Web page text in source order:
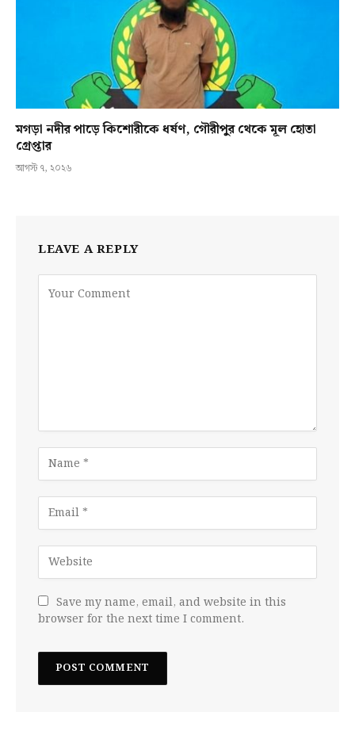
মগড়া নদীর পাড়ে কিশোরীকে ধর্ষণ, গৌরীপুর থেকে মূল হোতা
গ্রেপ্তার
আগস্ট ৭, ২০২৬
LEAVE A REPLY
Save my name, email, and website in this
browser for the next time I comment.